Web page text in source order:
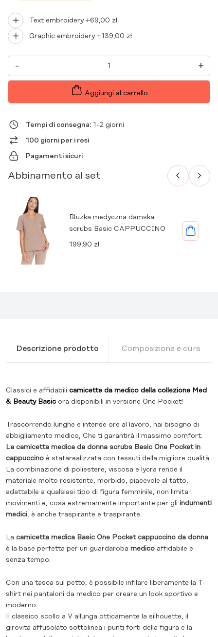
Text embroidery +69,00 zł
Graphic embroidery +139,00 zł
-
CAMICETTA
MEDICA
DA
DONNA
QUANTITÀ
+
Aggiungi al carrello
Tempi di consegna: 1-2 giorni
100 giorni per i resi
Pagamenti sicuri
Abbinamento al set
Bluzka medyczna damska
scrubs Basic CAPPUCCINO
199,90 zł
Descrizione prodotto Composizione e cura
Classici e affidabili camicette da medico della collezione Med
& Beauty Basic ora disponibili in versione One Pocket!
Trascorrendo lunghe e intense ore al lavoro, hai bisogno di
abbigliamento medico, Che ti garantirà il massimo comfort.
La camicetta medica da donna scrubs Basic One Pocket in
cappuccino è statarealizzata con tessuti della migliore qualità.
La combinazione di poliestere, viscosa e lycra rende il
materiale molto resistente, morbido, piacevole al tatto,
adattabile a qualsiasi tipo di figura femminile, non limita i
movimenti e, cosa estremamente importante per gli indumenti
medici, è anche traspirante e traspirante.
La camicetta medica Basic One Pocket cappuccino da donna
è la base perfetta per un guardaroba medico affidabile e
senza tempo.
Con una tasca sul petto, è possibile infilare liberamente la T-
shirt nei pantaloni da medico per creare un look sportivo e
moderno.
Il classico scollo a V allunga otticamente la silhouette, il
girovita affusolato sottolinea i punti forti della figura e la